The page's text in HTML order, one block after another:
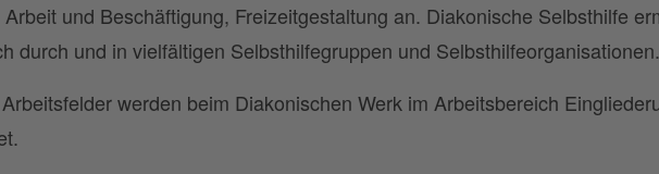
und Beschäftigung, Freizeitgestaltung an. Diakonische Selbsthilfe
durch und in vielfältigen Selbsthilfegruppen und
werden beim Diakonischen Werk im Arbeitsbereich